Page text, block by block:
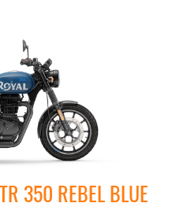
350 REBEL BLUE